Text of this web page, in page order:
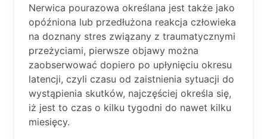
Nerwica pourazowa określana jest także jako
opóźniona lub przedłużona reakcja człowieka
na doznany stres związany z traumatycznymi
przeżyciami, pierwsze objawy można
zaobserwować dopiero po upłynięciu okresu
latencji, czyli czasu od zaistnienia sytuacji do
wystąpienia skutków, najczęściej określa się,
iż jest to czas o kilku tygodni do nawet kilku
miesięcy.